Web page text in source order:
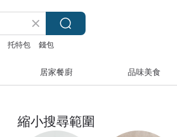
托特包 錢包
居家餐廚 品味美食
縮小搜尋範圍